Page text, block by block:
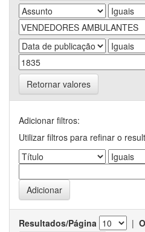
Retornar valores
Adicionar filtros:
Utilizar filtros para refinar o
Resultados/Página |